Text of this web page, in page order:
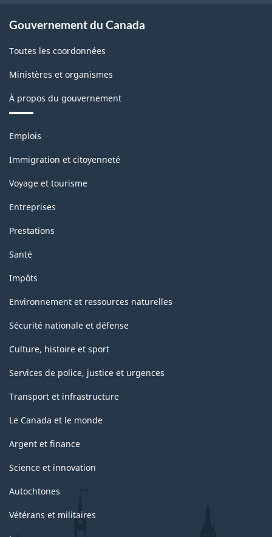
Gouvernement du Canada
Toutes les coordonnées
Ministères et organismes
À propos du gouvernement
Thèmes
sujets
Emplois
Immigration et citoyenneté
Voyage et tourisme
Entreprises
Prestations
Santé
Impôts
Environnement et ressources naturelles
Sécurité nationale et défense
Culture, histoire et sport
Services de police, justice et urgences
Transport et infrastructure
Le Canada et le monde
Argent et finance
Science et innovation
Autochtones
Vétérans et militaires